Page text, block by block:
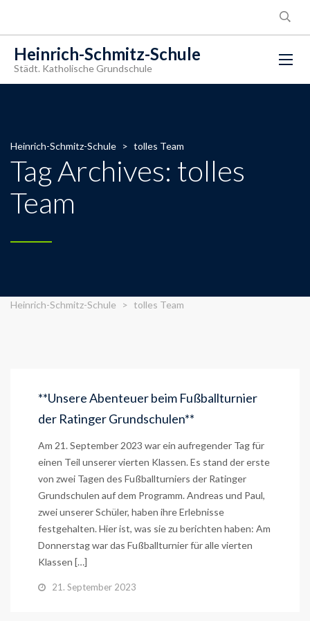
Heinrich-Schmitz-Schule
Städt. Katholische Grundschule
Heinrich-Schmitz-Schule > tolles Team
Tag Archives: tolles
Team
Heinrich-Schmitz-Schule > tolles Team
**Unsere Abenteuer beim Fußballturnier
der Ratinger Grundschulen**
Am 21. September 2023 war ein aufregender Tag für
einen Teil unserer vierten Klassen. Es stand der erste
von zwei Tagen des Fußballturniers der Ratinger
Grundschulen auf dem Programm. Andreas und Paul,
zwei unserer Schüler, haben ihre Erlebnisse
festgehalten. Hier ist, was sie zu berichten haben: Am
Donnerstag war das Fußballturnier für alle vierten
Klassen […]
21. September 2023